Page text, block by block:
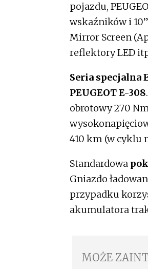
pojazdu,
wskaźników i
Mirror Screen
reflektory LED
Seria specjalna
PEUGEOT E-308
obrotowy 270
410 km (w cyklu
Standardowa
Gniazdo
przypadku
akumulatora
MOŻE